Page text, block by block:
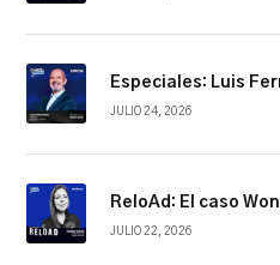
JULIO 24, 2026
JULIO 22, 2026